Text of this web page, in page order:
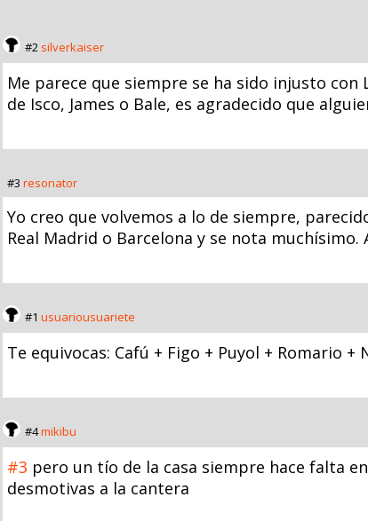
#2 silverkaiser
Me parece que siempre se ha sido injusto
de Isco, James o Bale, es agradecido que
#3 resonator
Yo creo que volvemos a lo de siempre,
Real Madrid o Barcelona y se nota
#1 usuariousuariete
Te equivocas: Cafú + Figo + Puyol + Romario
#4mikibu
#3 pero un tío de la casa siempre hace falta
desmotivas a la cantera